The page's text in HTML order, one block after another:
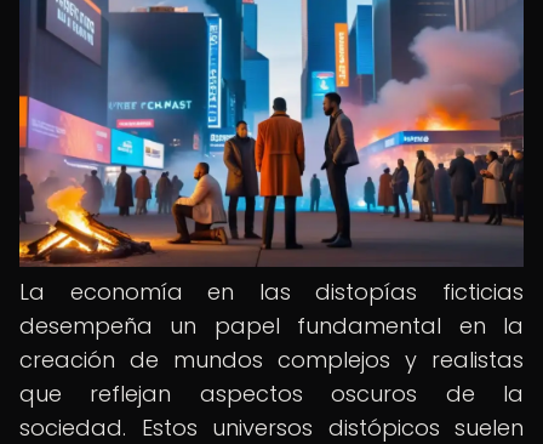
La economía en las distopías ficticias
desempeña un papel fundamental en la
creación de mundos complejos y realistas
que reflejan aspectos oscuros de la
sociedad. Estos universos distópicos suelen